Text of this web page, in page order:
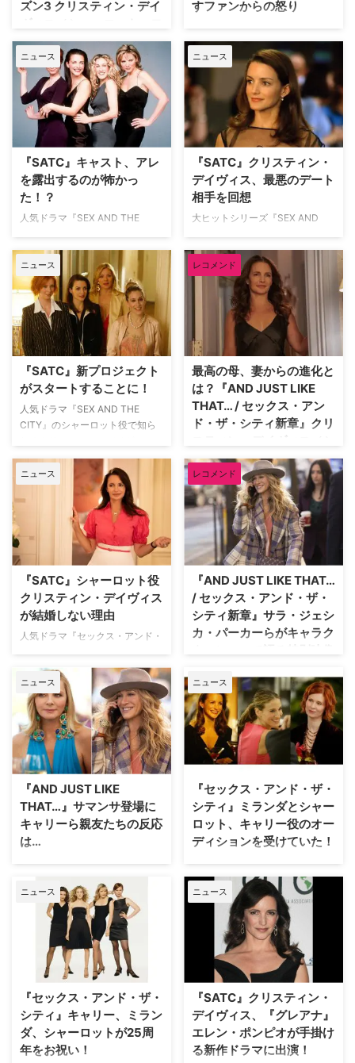
ニューヨークに住む女性たちの恋
や友情、悩みを赤裸々に描き、高
『ザ・ソプラノズ』のミートボー
差？今だから話せる …
ズン3 クリスティン・デイ
ヴィス（シャーロット・ヨ
ーク役）直撃インタビュー
Maxオリジナルドラマ『AND
JUST LIKE THAT… / セックス・
アンド・ザ・シティ新章』シーズ
ン3が、5月30日（金）より本国
アメリカと同時でU-NEXTにて独
占配信中。それに合わせてキャス
ト、スタッフの直撃インタビュー
を6回に分けてお届け！ 3回目
の今回は、シャーロット・ヨーク
役のクリスティン・デイヴィス。
面倒見のいいシャーロットにこれ
から訪れる危機や、元夫トレイと
もしも再会する時のシチュエーシ
ョンなどについて語ってくれた。
すべての女性が共感できる重要な
ストーリー ――オリジナルの
『SE …
すファンからの怒り
SATCの愛称で世界的人気を博し
たHBOドラマ『セックス・アン
ド・ザ・シティ』の続編として、
2021年よりスタートした大人気
シリーズ『AND JUST LIKE
THAT… / セックス・アンド・
ザ・シティ新章』。シーズン1で
ある人の突然の死を迎えるが、そ
のファンの心をざわつかせている
ようだ。 以下、『AND JUST
LIKE THAT… / セックス・アン
ド・ザ・シティ新章』シーズン1
ください。 シャーロット役クリ
スティン・デイヴィスが語るフ …
ニュース
『SATC』キャスト、アレ
を露出するのが怖かっ
た！？
人気ドラマ『SEX AND THE
『Are You a Charlotte?（原
題）』の中で、ホストを務めるシ
ャーロット役のクリスティン・デ
イヴィスが、露出するのが怖かっ
たものについて明かした。米
Entertainment Weeklyが伝えて
いる。 業界から追放される？ 本
ン続いた『SEX AND THE
CITY』と、2021年に始まったそ
の続編『AND JUST LIKE THAT…
／セックス・アンド・ザ・シティ
ニュース
『SATC』クリスティン・
デイヴィス、最悪のデート
相手を回想
大ヒットシリーズ『SEX AND
して始動したポッドキャスト番組
『Are You a Charlotte?（原
題）』。その中で、シャーロット
役のクリスティン・デイヴィスが
最悪のデート相手との体験を赤
裸々に告白した。米
Entertainment Weeklyが伝えて
絶える＆居留守を装われる？
『SEX AND THE CITY』とその
続編『AND JUST LIKE THAT…／
セックス・アンド・ザ・シティ新
章』でシャーロットを演じてきた
…
ニュース
『SATC』新プロジェクト
がスタートすることに！
人気ドラマ『SEX AND THE
CITY』のシャーロット役で知ら
が、同作に関する新企画が進めら
れていることを自身のInstagram
で明らかにした。 シャーロット
やゲストと一緒に作品を深掘り
『SEX AND THE CITY』とその
続編『AND JUST LIKE THAT…／
セックス・アンド・ザ・シティ新
章』でシャーロットを演じてきた
クリスティン。2025年は『AND
JUST LIKE THAT』シーズン3の
解禁も控える彼女が、新たに
『Are You A Char …
レコメンド
最高の母、妻からの進化と
は？『AND JUST LIKE
THAT… / セックス・アン
ド・ザ・シティ新章』クリ
スティン・デイヴィス（シ
ャーロット役）インタビュ
ー
米HBOで1998年から2004年まで
放送された大ヒットドラマ『セッ
クス・アンド・ザ・シティ』（以
下『SATC』）の続編である
『AND JUST LIKE THAT… / セッ
クス・アンド・ザ・シティ新章』
がU-NEXTで配信中だ。同シリー
ズからキャスト＆スタッフのイン
タビューを全4回にわたってご紹
介！ 3回目に登場するのは、シ
ャーロット役のクリスティン・デ
きたシャーロットの変化やお気に
入りのシーンについて語ってくれ
た。 理想通りじゃなくてもいい
――シーズン2でのシャー …
ニュース
『SATC』シャーロット役
クリスティン・デイヴィス
が結婚しない理由
人気ドラマ『セックス・アンド・
シリーズのシャーロットといえ
ば、幼い頃から王子様を夢見てい
たロマンティストで、現在は夫と
子どもに恵まれている。しかし、
同役を演じるクリスティン・デイ
ヴィスの結婚観は異なるようだ。
英Digital Spyが伝えた。 「結婚
が目標だったことは一度もない」
シャーロットは『SATC』のシリ
ーズ3で理想の男性トレイと出会
って結婚するが、子どもの問題で
すれ違ったこともあり破局。その
を受けて再婚、 …
レコメンド
『AND JUST LIKE THAT…
/ セックス・アンド・ザ・
シティ新章』サラ・ジェシ
カ・パーカーらがキャラク
ターについて語る特別映像
米HBOで1998年から2004年まで
放送されて世界中で大ヒットした
『セックス・アンド・ザ・シテ
ィ』（以下『SATC』）の続編で
ある『AND JUST LIKE THAT… /
セックス・アンド・ザ・シティ新
章』（以下『AJLT』）は、U-
NEXTで6月22日（木）より配信
スタートとなったシーズン2が海
外ドラマとして6月度の視聴数第1
位を獲得するなど、依然として高
い人気を誇る。そんな同シリーズ
でメインキャストを務める3人、
サラ・ジェシカ・パーカー、シン
シア・ニクソン、クリスティン・
デイヴィスが自身の演 …
ニュース
『AND JUST LIKE
THAT…』サマンサ登場に
キャリーら親友たちの反応
は…
『AND JUST LIKE THAT… / セッ
シーズン2にサマンサ役のキム・
キャトラルが出演することは、以
前当サイトでもお伝えした通り。
それについて、同作で出演するだ
けでなく製作総指揮も務めるキャ
リー役のサラ・ジェシカ・パーカ
メントしている。米
Entertainment Weeklyが伝え
た。 これでカムバック…とはなら
ない？ 米HBOで1998年から
ニュース
『セックス・アンド・ザ・
シティ』ミランダとシャー
ロット、キャリー役のオー
ディションを受けていた！
『セックス・アンド・ザ・シテ
ィ』のミランダ役シンシア・ニク
ソンとシャーロット役クリスティ
ン・デイヴィスが、実はサラ・ジ
ェシカ・パーカーが演じることに
なったキャリー役のオーディショ
ンを受けていたという製作秘話を
明かした。米The Hollywood
補はサラ・ジェシカだけど… 6月
22日から続編シリーズ『AND
JUST LIKE THAT…／セックス・
アンド・ザ・シティ新章』待望の
ニュース
『セックス・アンド・ザ・
シティ』キャリー、ミラン
ダ、シャーロットが25周
年をお祝い！
ニュース
『SATC』クリスティン・
デイヴィス、『グレアナ』
エレン・ポンピオが手掛け
る新作ドラマに出演！